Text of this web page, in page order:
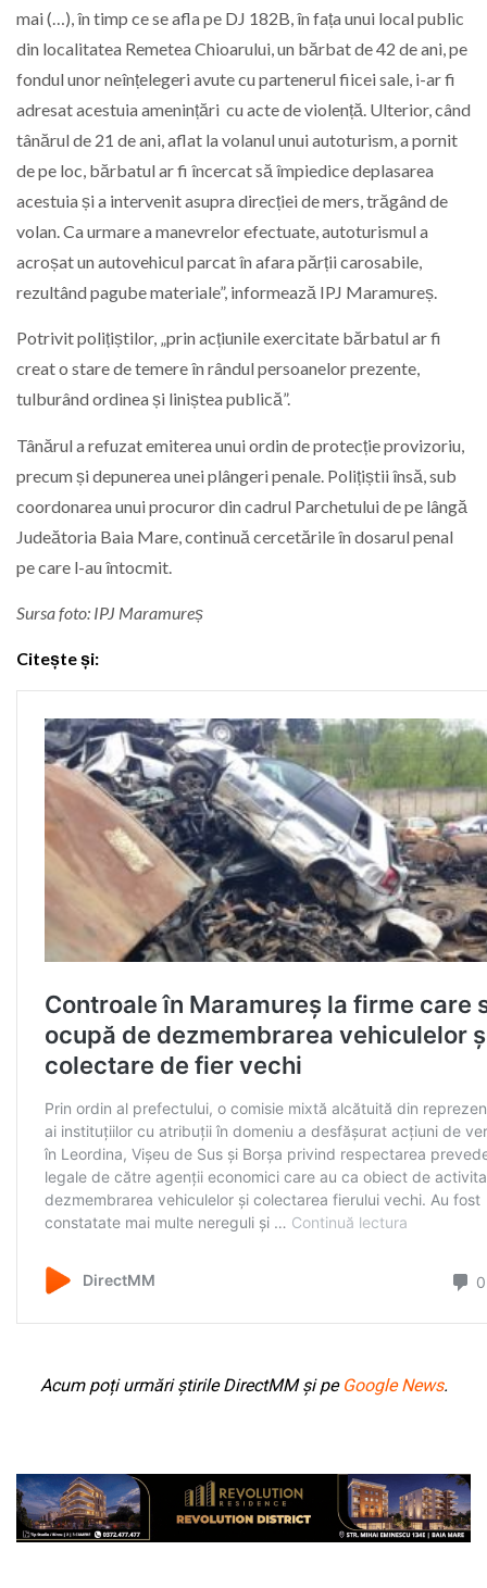
mai (…), în timp ce se afla pe DJ 182B, în fața unui local public
din localitatea Remetea Chioarului, un bărbat de 42 de ani, pe
fondul unor neînțelegeri avute cu partenerul fiicei sale, i-ar fi
adresat acestuia amenințări cu acte de violență. Ulterior, când
tânărul de 21 de ani, aflat la volanul unui autoturism, a pornit
de pe loc, bărbatul ar fi încercat să împiedice deplasarea
acestuia și a intervenit asupra direcției de mers, trăgând de
volan. Ca urmare a manevrelor efectuate, autoturismul a
acroșat un autovehicul parcat în afara părții carosabile,
rezultând pagube materiale”, informează IPJ Maramureș.
Potrivit polițiștilor, „prin acțiunile exercitate bărbatul ar fi
creat o stare de temere în rândul persoanelor prezente,
tulburând ordinea și liniștea publică”.
Tânărul a refuzat emiterea unui ordin de protecție provizoriu,
precum și depunerea unei plângeri penale. Polițiștii însă, sub
coordonarea unui procuror din cadrul Parchetului de pe lângă
Judeătoria Baia Mare, continuă cercetările în dosarul penal
pe care l-au întocmit.
Sursa foto: IPJ Maramureș
Citește și:
Acum poți urmări știrile DirectMM și pe Google News.